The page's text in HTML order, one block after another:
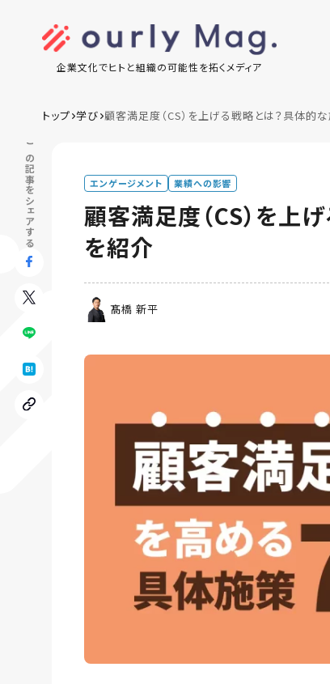
企業文化でヒトと組織の可能性を拓くメディア
トップ 学び 顧客満足度（CS）を上げる戦略とは？具体的
この記事をシェアする エンゲージメント 業績への影響
顧客満足度（CS）を上
を紹介
髙橋 新平